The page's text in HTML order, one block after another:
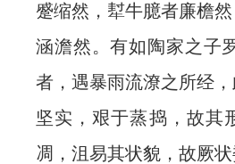
蹙缩然，犎牛臆者廉檐
涵澹然。有如陶家之子
者，遇暴雨流潦之所经
坚实，艰于蒸捣，故其
凋，沮易其状貌，故厥